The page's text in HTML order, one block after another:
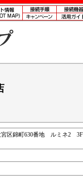
宮区錦町630番地 ルミネ2 3F